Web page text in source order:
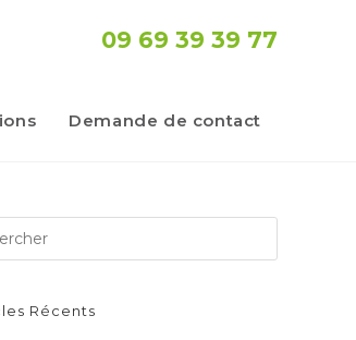
09 69 39 39 77
Demande de contact
Récents